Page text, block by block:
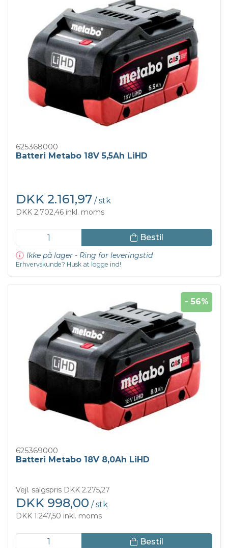
625368000
Batteri Metabo 18V 5,5Ah LiHD
DKK 2.161,97 / stk
DKK 2.702,46 inkl. moms
Bestil
Ikke på lager - Ring for leveringstid
Erhvervskunde? Husk at logge ind!
- 56%
625369000
Batteri Metabo 18V 8,0Ah LiHD
Vejl. salgspris DKK 2.275,27
DKK 998,00 / stk
DKK 1.247,50 inkl. moms
Bestil